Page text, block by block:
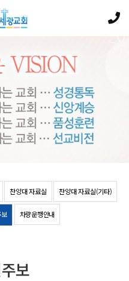
찬양대 자료실 찬양대 자료실(기타)
차량운행안내
보